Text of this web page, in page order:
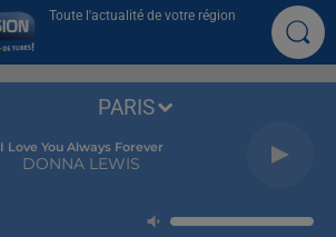
Toute l'actualité de votre région
I Love You Always Forever
DONNA LEWIS
PARIS